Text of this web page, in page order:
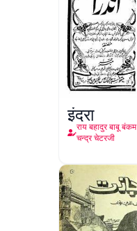
इंद्रा
राय बहादुर बाबू बंकम
चन्द्र चेटरजी